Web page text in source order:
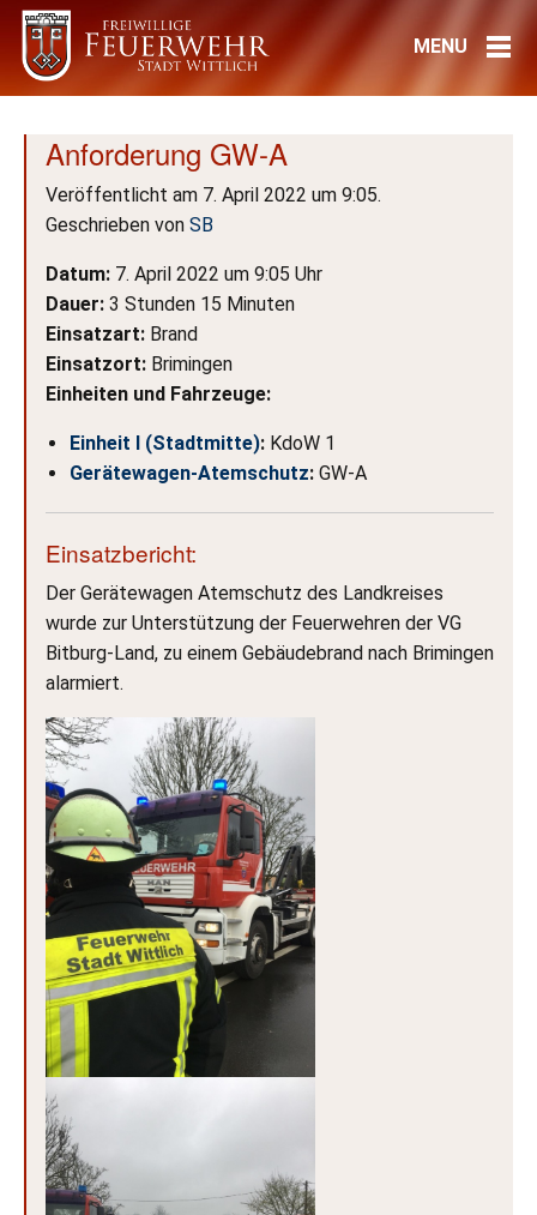
Anforderung GW-A
Veröffentlicht am 7. April 2022 um 9:05.
Geschrieben von SB
Datum: 7. April 2022 um 9:05 Uhr
Dauer: 3 Stunden 15 Minuten
Einsatzart: Brand
Einsatzort: Brimingen
Einheiten und Fahrzeuge:
Einheit I (Stadtmitte): KdoW 1
Gerätewagen-Atemschutz: GW-A
Einsatzbericht:
Der Gerätewagen Atemschutz des Landkreises
wurde zur Unterstützung der Feuerwehren der VG
Bitburg-Land, zu einem Gebäudebrand nach Brimingen
alarmiert.